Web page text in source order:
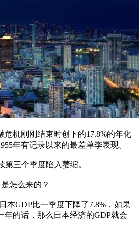
危机刚刚结束时创下的17.8%的年化
年有记录以来的最差单季表现。
第三个季度陷入萎缩。
怎么来的？
本GDP比一季度下降了7.8%，如果
年的话，那么日本经济的GDP就会